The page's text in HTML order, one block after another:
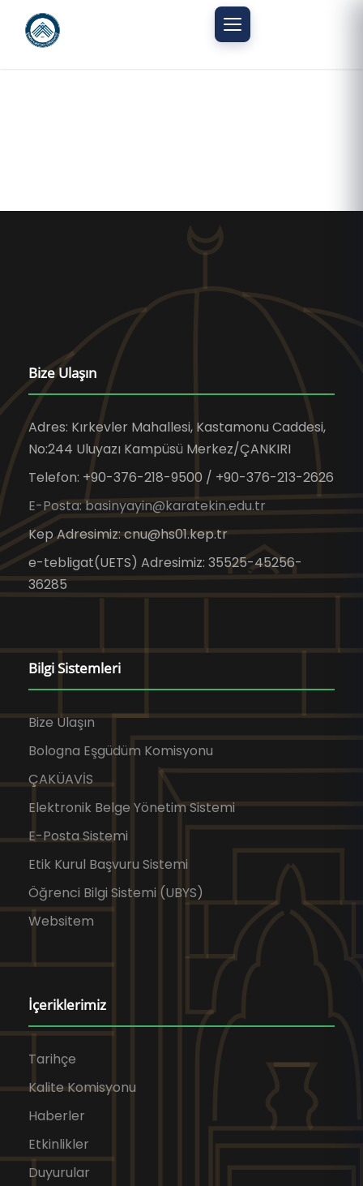
Mobil menüyü aç
Bize Ulaşın
Adres: Kırkevler Mahallesi, Kastamonu Caddesi,
No:244 Uluyazı Kampüsü Merkez/ÇANKIRI
Telefon: +90-376-218-9500 / +90-376-213-2626
E-Posta: basinyayin@karatekin.edu.tr
Kep Adresimiz: cnu@hs01.kep.tr
e-tebligat(UETS) Adresimiz: 35525-45256-
36285
Bilgi Sistemleri
Bize Ulaşın
Bologna Eşgüdüm Komisyonu
ÇAKÜAVİS
Elektronik Belge Yönetim Sistemi
E-Posta Sistemi
Etik Kurul Başvuru Sistemi
Öğrenci Bilgi Sistemi (UBYS)
Websitem
İçeriklerimiz
Tarihçe
Kalite Komisyonu
Haberler
Etkinlikler
Duyurular